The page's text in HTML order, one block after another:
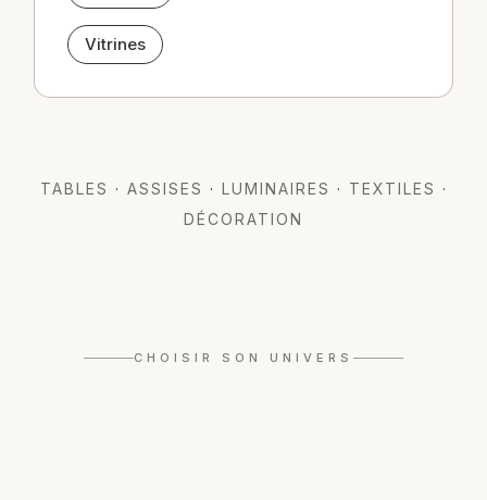
Vitrines
TABLES · ASSISES · LUMINAIRES · TEXTILES ·
DÉCORATION
CHOISIR SON UNIVERS
Organique
Graphique